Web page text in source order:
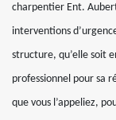
charpentier Ent.
interventions
structure, qu’elle soit
professionnel pour sa
que vous l’appeliez,